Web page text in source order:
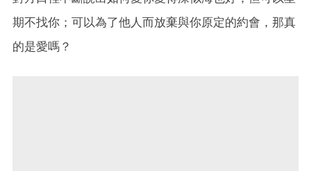
期不找你；可以為了他人而放棄與你原定的約會，那真
的是愛嗎？